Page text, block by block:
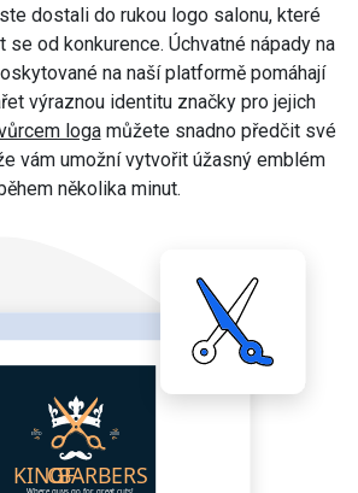
dostali do rukou logo salonu, které
od konkurence. Úchvatné nápady na
na naší platformě pomáhají
výraznou identitu značky pro jejich
logamůžete snadno předčit své
vám umožní vytvořit úžasný emblém
několika minut.